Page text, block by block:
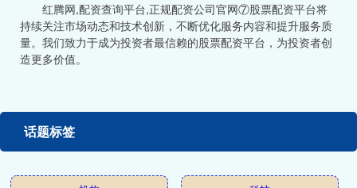
红腾网,配资查询平台,正规配资公司官网⑦股票配资平台将
持续关注市场动态和技术创新，不断优化服务内容和提升服务质
量。我们致力于成为投资者最信赖的股票配资平台，为投资者创
造更多价值。
话题标签